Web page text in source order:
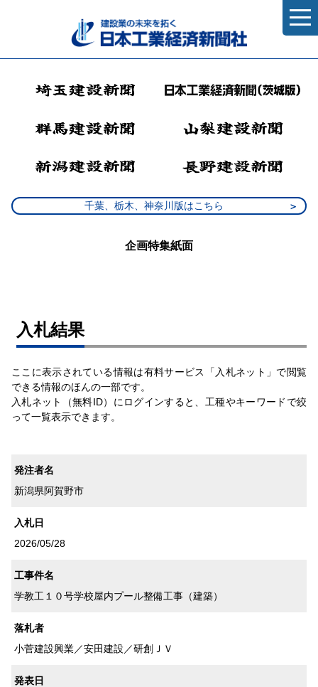
千葉、栃木、神奈川版はこちら
企画特集紙面
⼊札結果
ここに表示されている情報は有料サービス「入札ネット」で閲覧
できる情報のほんの一部です。
入札ネット（無料ID）にログインすると、工種やキーワードで絞
って一覧表示できます。
発注者名
新潟県阿賀野市
入札日
2026/05/28
工事件名
学教工１０号学校屋内プール整備工事（建築）
落札者
小菅建設興業／安田建設／研創ＪＶ
発表日